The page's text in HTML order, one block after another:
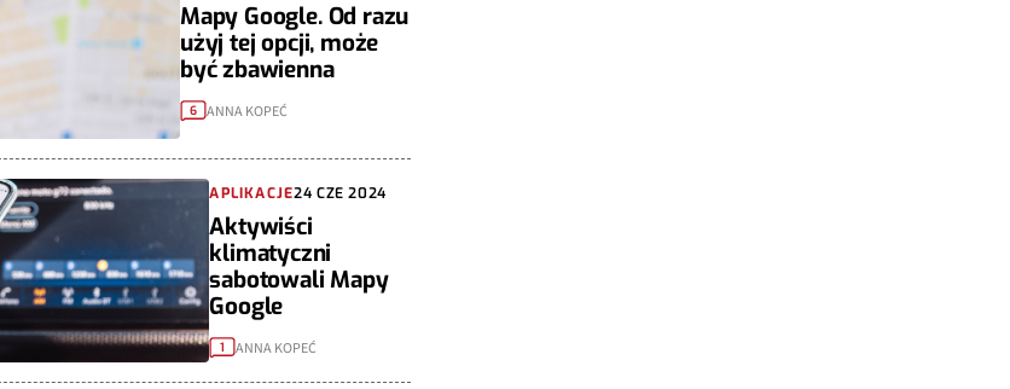
Mapy Google. Od razu
użyj tej opcji, może
być zbawienna
6 ANNA KOPEĆ
APLIKACJE24 CZE 2024
Aktywiści
klimatyczni
sabotowali Mapy
Google
1 ANNA KOPEĆ